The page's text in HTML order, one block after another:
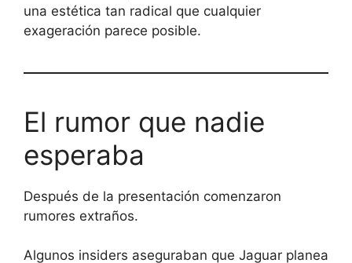
una estética tan radical que cualquier
exageración parece posible.
El rumor que nadie
esperaba
Después de la presentación comenzaron
rumores extraños.
Algunos insiders aseguraban que Jaguar planea